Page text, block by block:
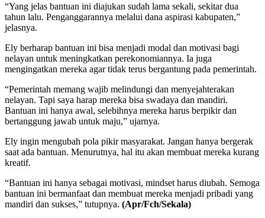
“Yang jelas bantuan ini diajukan sudah lama sekali, sekitar dua
tahun lalu. Penganggarannya melalui dana aspirasi kabupaten,”
jelasnya.
Ely berharap bantuan ini bisa menjadi modal dan motivasi bagi
nelayan untuk meningkatkan perekonomiannya. Ia juga
mengingatkan mereka agar tidak terus bergantung pada pemerintah.
“Pemerintah memang wajib melindungi dan menyejahterakan
nelayan. Tapi saya harap mereka bisa swadaya dan mandiri.
Bantuan ini hanya awal, selebihnya mereka harus berpikir dan
bertanggung jawab untuk maju,” ujarnya.
Ely ingin mengubah pola pikir masyarakat. Jangan hanya bergerak
saat ada bantuan. Menurutnya, hal itu akan membuat mereka kurang
kreatif.
“Bantuan ini hanya sebagai motivasi, mindset harus diubah. Semoga
bantuan ini bermanfaat dan membuat mereka menjadi pribadi yang
mandiri dan sukses,” tutupnya. (Apr/Fch/Sekala)